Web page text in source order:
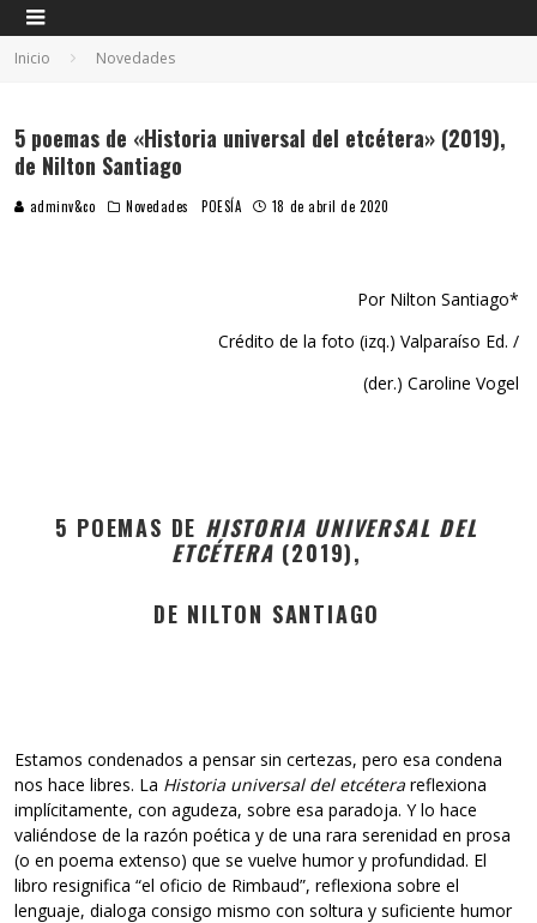
Inicio Novedades
5 poemas de «Historia universal del etcétera» (2019),
de Nilton Santiago
adminv&co Novedades POESÍA 18 de abril de 2020
Por Nilton Santiago*
Crédito de la foto (izq.) Valparaíso Ed. /
(der.) Caroline Vogel
5 POEMAS DE HISTORIA UNIVERSAL DEL
ETCÉTERA (2019),
DE NILTON SANTIAGO
Estamos condenados a pensar sin certezas, pero esa condena
nos hace libres. La Historia universal del etcétera reflexiona
implícitamente, con agudeza, sobre esa paradoja. Y lo hace
valiéndose de la razón poética y de una rara serenidad en prosa
(o en poema extenso) que se vuelve humor y profundidad. El
libro resignifica “el oficio de Rimbaud”, reflexiona sobre el
lenguaje, dialoga consigo mismo con soltura y suficiente humor